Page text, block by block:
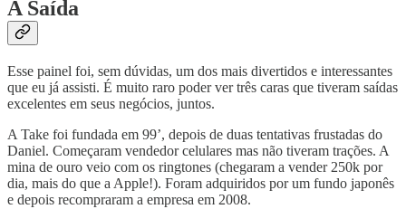
A Saída
Esse painel foi, sem dúvidas, um dos mais divertidos e interessantes
que eu já assisti. É muito raro poder ver três caras que tiveram saídas
excelentes em seus negócios, juntos.
A Take foi fundada em 99’, depois de duas tentativas frustadas do
Daniel. Começaram vendedor celulares mas não tiveram trações. A
mina de ouro veio com os ringtones (chegaram a vender 250k por
dia, mais do que a Apple!). Foram adquiridos por um fundo japonês
e depois recompraram a empresa em 2008.